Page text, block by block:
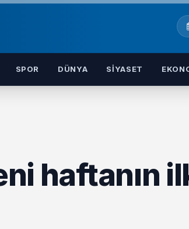
SPOR DÜNYA SIYASET
haftanın